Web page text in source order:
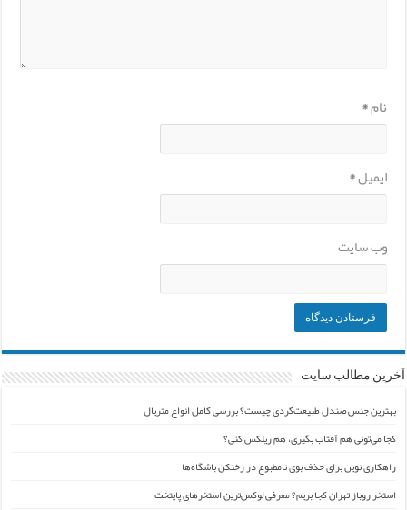
نام*
ایمیل*
وب‌ سایت
آخرین مطالب سایت
بهترین جنس صندل طبیعت‌گردی چیست؟ بررسی کامل انواع متریال
کجا می‌تونی هم آفتاب بگیری، هم ریلکس کنی؟
راهکاری نوین برای حذف بوی نامطبوع در رختکن باشگاه‌ها
استخر روباز تهران کجا بریم؟ معرفی لوکس‌ترین استخرهای پایتخت